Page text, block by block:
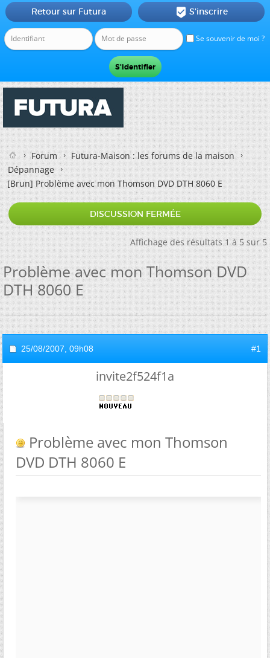
Se souvenir de moi ?
Retour sur Futura  S'inscrire
Forum
Futura-Maison : les forums de la maison
Dépannage
[Brun]Problème avec mon Thomson DVD DTH 8060 E
DISCUSSION FERMÉE
Affichage des résultats 1 à 5 sur 5
Problème avec mon Thomson DVD
DTH 8060 E
25/08/2007, 09h08 #1
invite2f524f1a
Problème avec mon Thomson
DVD DTH 8060 E